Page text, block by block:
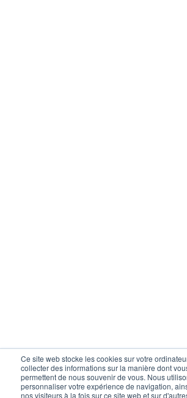
Ce site web stocke les cookies sur votre
collecter des informations sur la manière dont
permettent de nous souvenir de vous. Nous
personnaliser votre expérience de navigation,
nos visiteurs à la fois sur ce site web et sur